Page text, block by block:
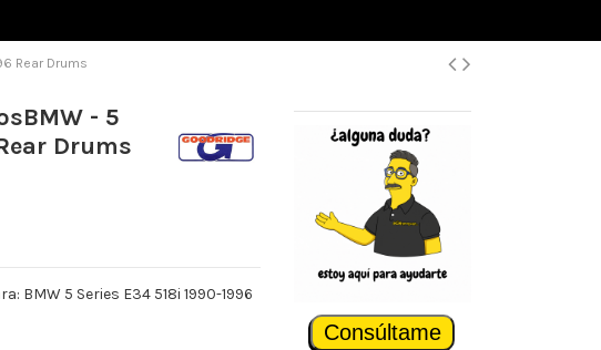
Rear Drums
- 5
Drums
BMW 5 Series E34 518i 1990-1996
Consúltame